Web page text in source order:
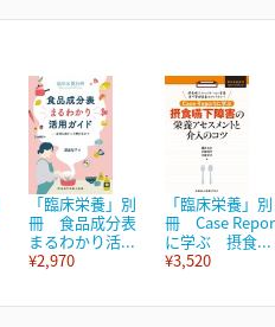
「臨床栄養」別
冊 食品成分表
まるわかり活...
¥2,970
「臨床栄養」別
冊 Case
に学ぶ 摂食...
¥3,520